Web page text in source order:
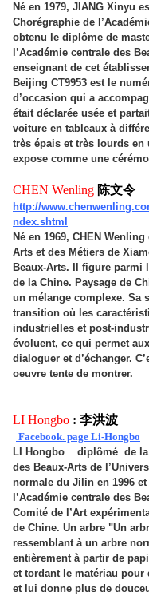
Né en 1979, JIANG Xinyu
Chorégraphie de
obtenu le diplôme de
l’Académie centrale des
enseignant de cet
Beijing CT9953 est le
d’occasion qui a
était déclarée usée et
voiture en tableaux à
très épais et très lourds en
expose comme une
CHEN Wenling 陈文令
http://
ndex.shtml
Né en 1969, CHEN
Arts et des Métiers de
Beaux-Arts. Il figure parmi
de la Chine. Paysage de
un mélange complexe. Sa
transition où les
industrielles et post-
évoluent, ce qui permet
dialoguer et d’échanger.
oeuvre tente de montrer.
LI Hongbo : 李洪波
Facebook. page Li-Hongbo
LI Hongbo diplômé de la
des Beaux-Arts de
normale du Jilin en 1996
l’Académie centrale des
Comité de l’Art
de Chine. Un arbre "Un
ressemblant à un arbre
entièrement à partir de
et tordant le matériau pour
et lui donne plus de